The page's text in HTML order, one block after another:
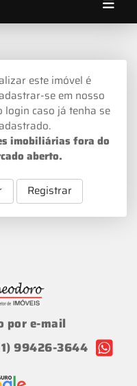
este imóvel é
se em nosso
login caso já tenha se
imobiliárias fora do
aberto.
Registrar
por e-mail
99426-3644